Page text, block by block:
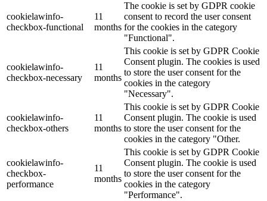
cookielawinfo-
checkbox-functional
11
months
The cookie is set by GDPR cookie
consent to record the user consent
for the cookies in the category
"Functional".
cookielawinfo-
checkbox-necessary
11
months
This cookie is set by GDPR Cookie
Consent plugin. The cookies is used
to store the user consent for the
cookies in the category
"Necessary".
cookielawinfo-
checkbox-others
11
months
This cookie is set by GDPR Cookie
Consent plugin. The cookie is used
to store the user consent for the
cookies in the category "Other.
cookielawinfo-
checkbox-
performance
11
months
This cookie is set by GDPR Cookie
Consent plugin. The cookie is used
to store the user consent for the
cookies in the category
"Performance".